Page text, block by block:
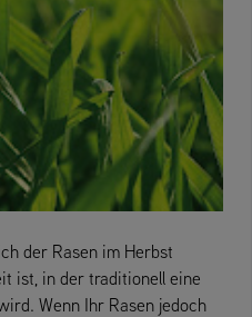
der Rasen im Herbst
ist, in der traditionell eine
Wenn Ihr Rasen jedoch